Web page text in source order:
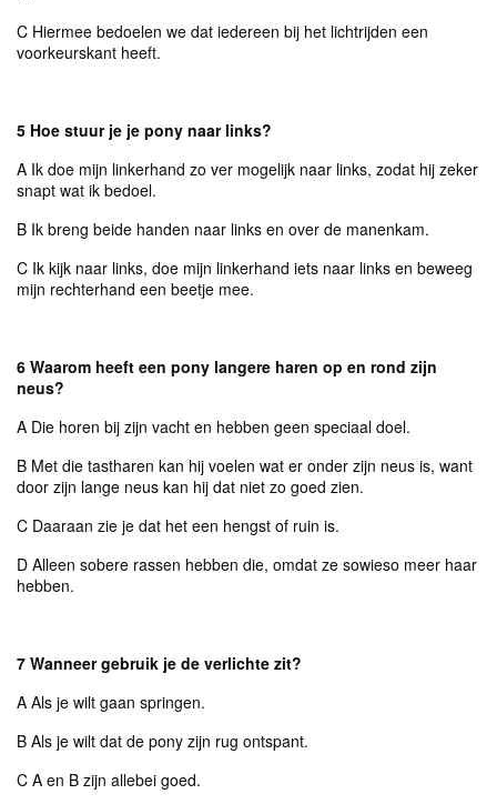
C Hiermee bedoelen we dat iedereen bij het lichtrijden een
voorkeurskant heeft.
5 Hoe stuur je je pony naar links?
A Ik doe mijn linkerhand zo ver mogelijk naar links, zodat hij zeker
snapt wat ik bedoel.
B Ik breng beide handen naar links en over de manenkam.
C Ik kijk naar links, doe mijn linkerhand iets naar links en beweeg
mijn rechterhand een beetje mee.
6 Waarom heeft een pony langere haren op en rond zijn
neus?
A Die horen bij zijn vacht en hebben geen speciaal doel.
B Met die tastharen kan hij voelen wat er onder zijn neus is, want
door zijn lange neus kan hij dat niet zo goed zien.
C Daaraan zie je dat het een hengst of ruin is.
D Alleen sobere rassen hebben die, omdat ze sowieso meer haar
hebben.
7 Wanneer gebruik je de verlichte zit?
A Als je wilt gaan springen.
B Als je wilt dat de pony zijn rug ontspant.
C A en B zijn allebei goed.